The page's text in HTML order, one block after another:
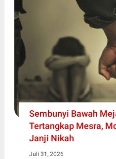
Sembunyi Bawah
Tertangkap Mesra,
Janji Nikah
Juli 31, 2026